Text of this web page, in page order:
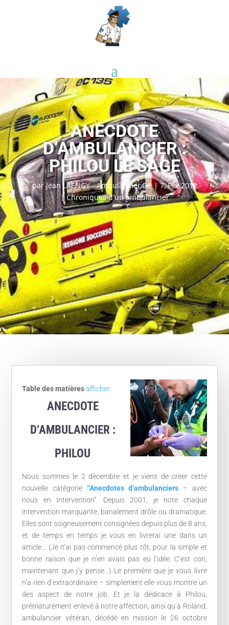
ANECDOTE
D’AMBULANCIER :
PHILOU LE SAGE
parJean LAENGY - Ambulancier DE|7, Fév 2012
|Chroniques d'un ambulancier
Table des matières afficher
ANECDOTE
D’AMBULANCIER :
PHILOU
Nous sommes le 2 décembre et je viens de créer cette
nouvelle catégorie “Anecdotes d’ambulanciers – avec
nous en Intervention”. Depuis 2001, je note chaque
intervention marquante, banalement drôle ou dramatique.
Elles sont soigneusement consignées depuis plus de 8 ans,
et de temps en temps je vous en livrerai une dans un
article… (Je n’ai pas commencé plus tôt, pour la simple et
bonne raison que je n’en avais pas eu l’idée. C’est con,
maintenant que j’y pense…) Le première que je vous livre
n’a rien d’extraordinaire – simplement elle vous montre un
des aspect de notre job. Et je la dédicace à Philou,
prématurément enlevé à notre affection, ainsi qu’à Roland,
ambulancier vétéran, décédé en mission le 26 octobre